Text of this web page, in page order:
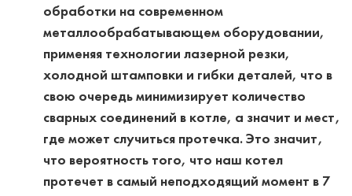
обработки на современном
металлообрабатывающем оборудовании,
применяя технологии лазерной резки,
холодной штамповки и гибки деталей, что в
свою очередь минимизирует количество
сварных соединений в котле, а значит и мест,
где может случиться протечка. Это значит,
что вероятность того, что наш котел
протечет в самый неподходящий момент в 7